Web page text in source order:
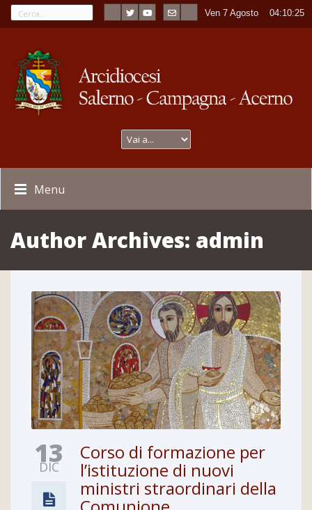
Ven 7 Agosto ----04:10:26
Menu
Author Archives: admin
13
DIC
Corso di formazione per
l’istituzione di nuovi
ministri straordinari della